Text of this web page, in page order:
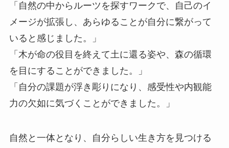
「自然の中からルーツを探すワークで、自己のイ
メージが拡張し、あらゆることが自分に繋がって
いると感じました。」
「木が命の役目を終えて土に還る姿や、森の循環
を目にすることができました。」
「自分の課題が浮き彫りになり、感受性や内観能
力の欠如に気づくことができました。」
自然と一体となり、自分らしい生き方を見つける